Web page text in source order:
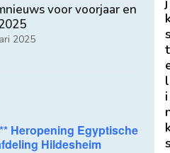
voor voorjaar en
2025
Heropening Egyptische
Hildesheim
t
l
i